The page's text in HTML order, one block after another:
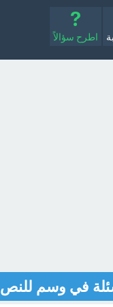
اطرح سؤالاً
في وسم للنص